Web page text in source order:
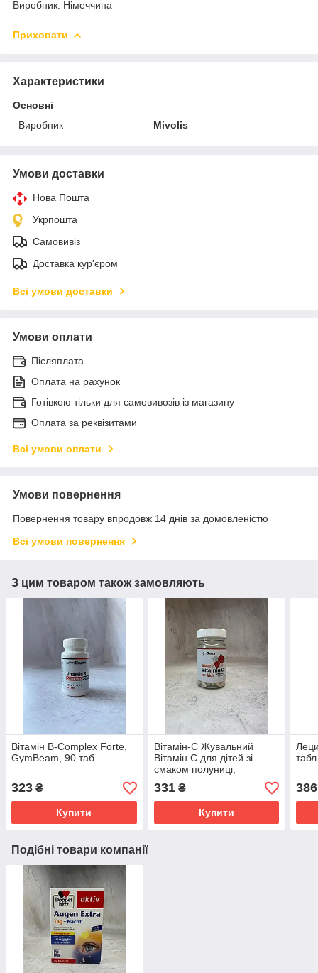
Виробник: Німеччина
Приховати
Характеристики
Основні
Виробник
Mivolis
Умови доставки
Нова Пошта
Укрпошта
Самовивіз
Доставка кур'єром
Всі умови доставки
Умови оплати
Післяплата
Оплата на рахунок
Готівкою тільки для самовивозів із магазину
Оплата за реквізитами
Всі умови оплати
Умови повернення
Повернення товару впродовж 14 днів за домовленістю
Всі умови повернення
З цим товаром також замовляють
Вітамін B-Complex Forte,
GymBeam, 90 таб
323 ₴
Купити
Вітамін-С Жувальний
Вітамін С для дітей зі
смаком полуниці,
GymBeam, 120 таб
331₴
Купити
табл
386
Подібні товари компанії